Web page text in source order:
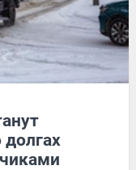
долгах